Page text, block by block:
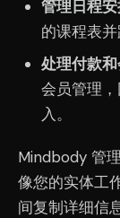
管理日程安
的课程表并
处理付款和
会员管理
入。
Mindbody 管
像您的实体工
间复制详细信息